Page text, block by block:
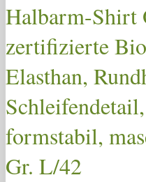
Halbarm-Shirt
zertifizierte
Elasthan,
formstabil,
Gr. L/42